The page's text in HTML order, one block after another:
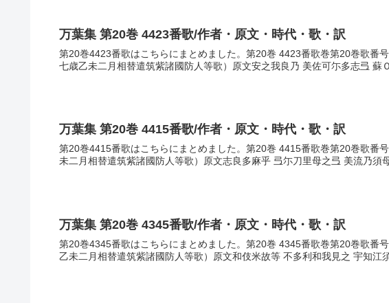
万葉集 第20巻 4423番歌/作者・原文・時代・歌・訳
第20巻4423番歌はこちらにまとめました。第20巻 4423番歌巻第20巻歌番
七歳乙未二月相替遣筑紫諸國防人等歌）原文安之我良乃 美佐可尓多志弖 蘇
万葉集 第20巻 4415番歌/作者・原文・時代・歌・訳
第20巻4415番歌はこちらにまとめました。第20巻 4415番歌巻第20巻歌番
未二月相替遣筑紫諸國防人等歌）原文志良多麻乎 弖尓刀里母之弖 美流乃須
万葉集 第20巻 4345番歌/作者・原文・時代・歌・訳
第20巻4345番歌はこちらにまとめました。第20巻 4345番歌巻第20巻歌番
乙未二月相替遣筑紫諸國防人等歌）原文和伎米故等 不多利和我見之 宇知江